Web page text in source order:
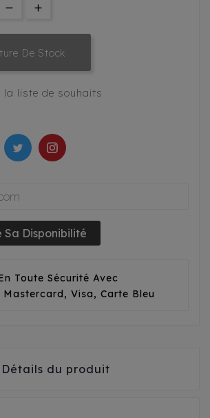
De Stock
la liste de souhaits
Sa Disponibilité
Toute Sécurité Avec
Visa, Carte Bleu
Détails du produit